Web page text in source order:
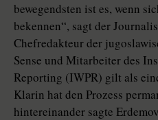
bewegendsten ist es, wenn
bekennen“, sagt der
Chefredakteur der
Sense und Mitarbeiter des
Reporting (IWPR) gilt als
Klarin hat den Prozess
hintereinander sagte